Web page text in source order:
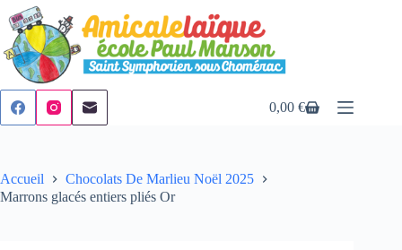
Passer
au
contenu
Panier
0,00€
Accueil
Chocolats De Marlieu Noël 2025
Marrons glacés entiers pliés Or